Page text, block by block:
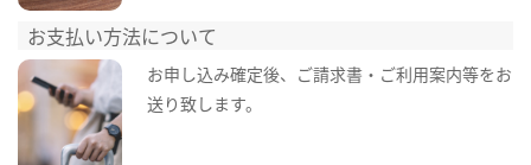
お支払い方法について
お申し込み確定後、ご請求書・ご利用案内等をお
送り致します。